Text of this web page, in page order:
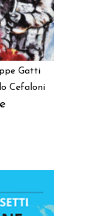
Gatti
Cefaloni